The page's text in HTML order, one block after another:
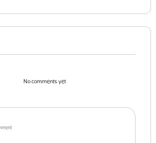
No comments yet